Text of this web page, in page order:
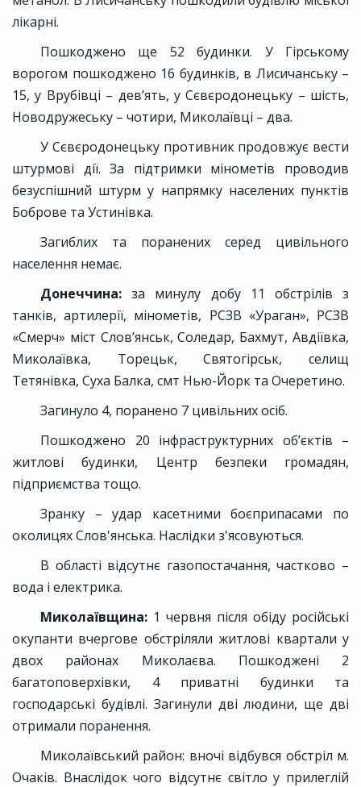
лікарні.
Пошкоджено ще 52 будинки. У Гірському
ворогом пошкоджено 16 будинків, в Лисичанську –
15, у Врубівці – дев’ять, у Сєвєродонецьку – шість,
Новодружеську – чотири, Миколаївці – два.
У Сєвєродонецьку противник продовжує вести
штурмові дії. За підтримки мінометів проводив
безуспішний штурм у напрямку населених пунктів
Боброве та Устинівка.
Загиблих та поранених серед цивільного
населення немає.
Донеччина:за минулу добу 11 обстрілів з
танків, артилерії, мінометів, РСЗВ «Ураган», РСЗВ
«Смерч» міст Слов’янськ, Соледар, Бахмут, Авдіївка,
Миколаївка, Торецьк, Святогірськ, селищ
Тетянівка, Суха Балка, смт Нью-Йорк та Очеретино.
Загинуло 4, поранено 7 цивільних осіб.
Пошкоджено 20 інфраструктурних об’єктів –
житлові будинки, Центр безпеки громадян,
підприємства тощо.
Зранку – удар касетними боєприпасами по
околицях Слов'янська. Наслідки з'ясовуються.
В області відсутнє газопостачання, частково –
вода і електрика.
Миколаївщина: 1 червня після обіду російські
окупанти вчергове обстріляли житлові квартали у
двох районах Миколаєва. Пошкоджені 2
багатоповерхівки, 4 приватні будинки та
господарські будівлі. Загинули дві людини, ще дві
отримали поранення.
Миколаївський район: вночі відбувся обстріл м.
Очаків. Внаслідок чого відсутнє світло у прилеглій